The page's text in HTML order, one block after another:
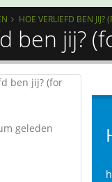
HOE VERLIEFD BEN JIJ?
ben jij?
ben jij? (for
geleden